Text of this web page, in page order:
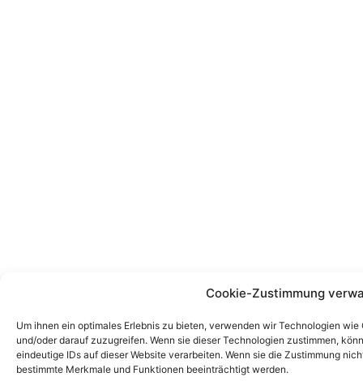
Cookie-Zustimmung
Um ihnen ein optimales Erlebnis zu bieten, verwenden wir Technologien
und/oder darauf zuzugreifen. Wenn sie dieser Technologien zustimmen,
eindeutige IDs auf dieser Website verarbeiten. Wenn sie die Zustimmung
bestimmte Merkmale und Funktionen beeinträchtigt werden.